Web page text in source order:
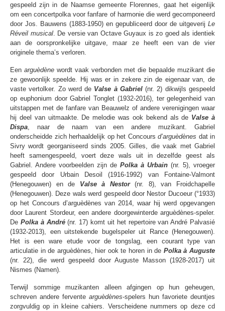
gespeeld zijn in de Naamse gemeente Florennes, gaat het eigenlijk
om een concertpolka voor fanfare of harmonie die werd gecomponeerd
door Jos. Bauwens (1883-1950) en gepubliceerd door de uitgeverij Le
Réveil musical. De versie van Octave Guyaux is zo goed als identiek
aan de oorspronkelijke uitgave, maar ze heeft een van de vier
originele thema’s verloren.
Een arguèdène wordt vaak verbonden met die bepaalde muzikant die
ze gewoonlijk speelde. Hij was er in zekere zin de eigenaar van, de
vaste vertolker. Zo werd de Valse à Gabriel (nr. 2) dikwijls gespeeld
op euphonium door Gabriel Tonglet (1932-2016), ter gelegenheid van
uitstappen met de fanfare van Beauwelz of andere verenigingen waar
hij deel van uitmaakte. De melodie was ook bekend als de Valse à
Dispa , naar de naam van een andere muzikant. Gabriel
onderscheidde zich herhaaldelijk op het Concours d’arguèdènes dat in
Sivry wordt georganiseerd sinds 2005. Gilles, die vaak met Gabriel
heeft samengespeeld, voert deze wals uit in dezelfde geest als
Gabriel. Andere voorbeelden zijn de Polka à Urbain (nr. 5), vroeger
gespeeld door Urbain Desoil (1916-1992) van Fontaine-Valmont
(Henegouwen) en de Valse à Nestor(nr. 8), van Froidchapelle
(Henegouwen). Deze wals werd gespeeld door Nestor Ducoeur (°1933)
op het Concours d’arguèdènes van 2014, waar hij werd opgevangen
door Laurent Stordeur, een andere doorgewinterde arguèdènes-speler.
De Polka à André (nr. 17) komt uit het repertoire van André Palvasié
(1932-2013), een uitstekende bugelspeler uit Rance (Henegouwen).
Het is een ware etude voor de tongslag, een courant type van
articulatie in de arguèdènes, hier ook te horen in de Polka à Auguste
(nr. 22), die werd gespeeld door Auguste Masson (1928-2017) uit
Nismes (Namen).
Terwijl sommige muzikanten alleen afgingen op hun geheugen,
schreven andere fervente arguèdènes-spelers hun favoriete deuntjes
zorgvuldig op in kleine cahiers. Verscheidene nummers op deze cd